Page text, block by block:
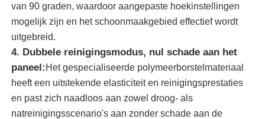
Zonnepaneelwasserborstel
Zonnepaneel Rolborstel
Reinigingsmiddelen voor zonnepanelen
van 90 graden, waardoor aangepaste hoekinstellingen
mogelijk zijn en het schoonmaakgebied effectief wordt
uitgebreid.
4. Dubbele reinigingsmodus, nul schade aan het
paneel: Het gespecialiseerde polymeerborstelmateriaal
heeft een uitstekende elasticiteit en reinigingsprestaties
en past zich naadloos aan zowel droog- als
natreinigingsscenario's aan zonder schade aan de